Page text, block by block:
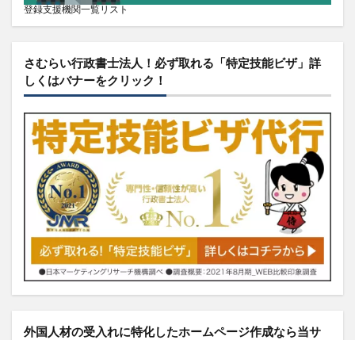
登録支援機関一覧リスト
さむらい行政書士法人！必ず取れる「特定技能ビザ」詳
しくはバナーをクリック！
外国人材の受入れに特化したホームページ作成なら当サ